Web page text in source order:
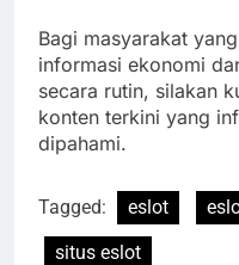
Bagi masyarakat
informasi ekonomi
secara rutin, silakan
konten terkini yang
dipahami.
Tagged: eslot
situs eslot